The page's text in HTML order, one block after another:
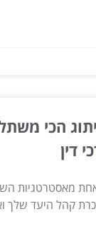
הכי
דין
מאסטרטגיות
קהל היעד שלך